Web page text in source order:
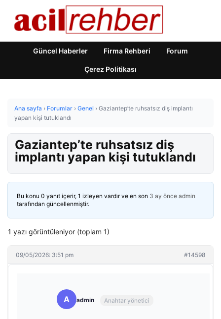
Güncel Haberler Firma Rehberi Forum
Çerez Politikası
Ana sayfa › Forumlar › Genel › Gaziantep’te ruhsatsız diş implantı
yapan kişi tutuklandı
Gaziantep’te ruhsatsız diş
implantı yapan kişi tutuklandı
Bu konu 0 yanıt içerir, 1 izleyen vardır ve en son 3 ay önce admin
tarafından güncellenmiştir.
1 yazı görüntüleniyor (toplam 1)
09/05/2026: 3:51 pm #14598
A admin Anahtar yönetici